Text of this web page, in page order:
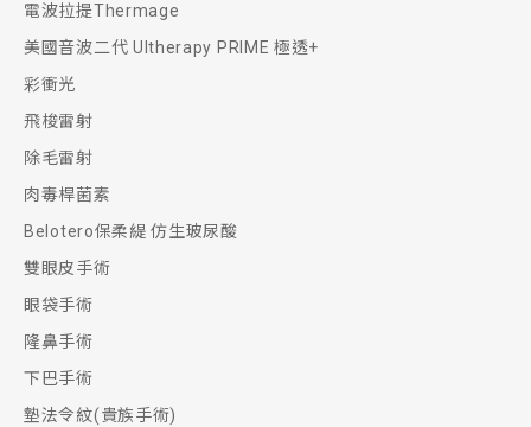
電波拉提Thermage
美國音波二代 Ultherapy PRIME 極透+
彩衝光
飛梭雷射
除毛雷射
肉毒桿菌素
Belotero保柔緹 仿生玻尿酸
雙眼皮手術
眼袋手術
隆鼻手術
下巴手術
墊法令紋(貴族手術)